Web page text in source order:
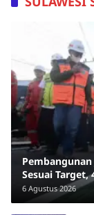
Sesuai Target,
6 Agustus 2026